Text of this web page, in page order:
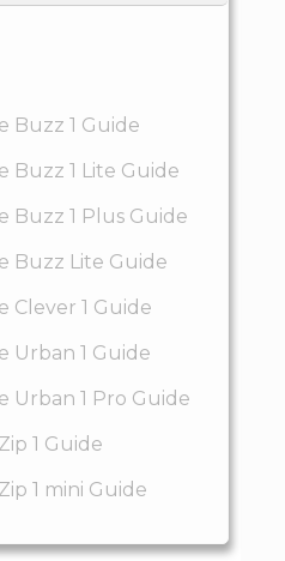
Buzz 1 Guide
Buzz 1 Lite Guide
Buzz 1 Plus Guide
Buzz Lite Guide
Clever 1 Guide
Urban 1 Guide
Urban 1 Pro Guide
1 Guide
1 mini Guide